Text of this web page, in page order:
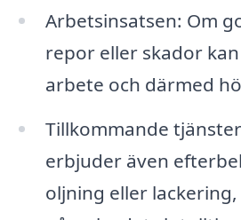
Arbetsinsatsen: Om
repor eller skador
arbete och därmed
Tillkommande
erbjuder även
oljning eller